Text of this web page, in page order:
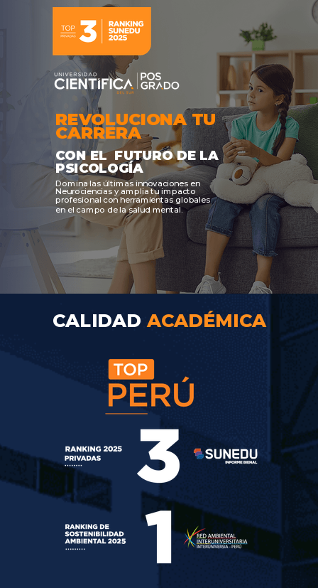
REVOLUCIONA TU
CARRERA
CONELFUTURO DE LA
PSICOLOGÍA
Domina las últimas innovaciones en
Neurociencias y amplia tu impacto
profesional con herramientas globales
en el campo de la salud mental.
CALIDAD ACADÉMICA